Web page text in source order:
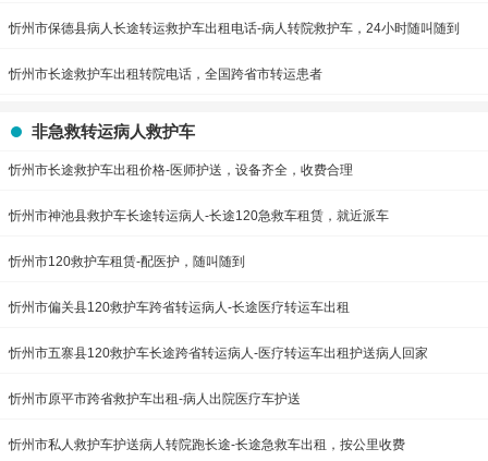
忻州市保德县病人长途转运救护车出租电话-病人转院救护车，24小时随叫随到
忻州市长途救护车出租转院电话，全国跨省市转运患者
非急救转运病人救护车
忻州市长途救护车出租价格-医师护送，设备齐全，收费合理
忻州市神池县救护车长途转运病人-长途120急救车租赁，就近派车
忻州市120救护车租赁-配医护，随叫随到
忻州市偏关县120救护车跨省转运病人-长途医疗转运车出租
忻州市五寨县120救护车长途跨省转运病人-医疗转运车出租护送病人回家
忻州市原平市跨省救护车出租-病人出院医疗车护送
忻州市私人救护车护送病人转院跑长途-长途急救车出租，按公里收费